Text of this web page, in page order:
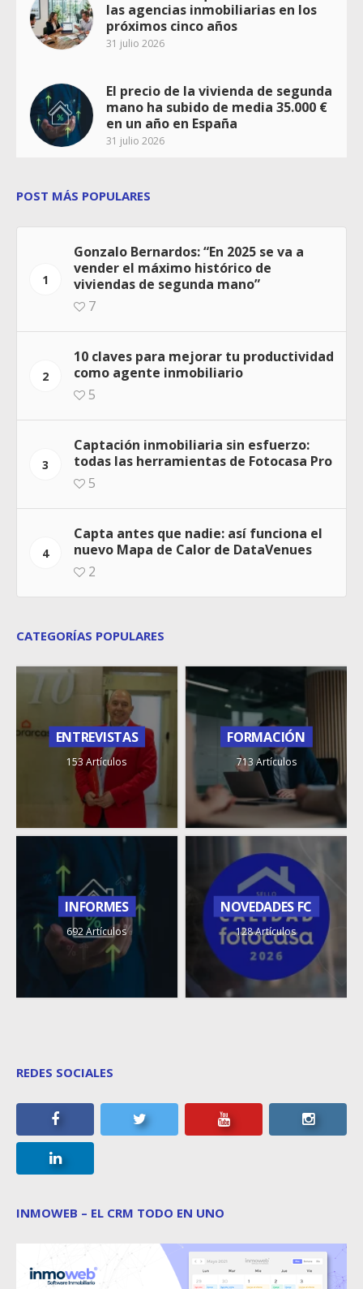
las agencias inmobiliarias en los
próximos cinco años
31 julio 2026
El precio de la vivienda de segunda
mano ha subido de media 35.000 €
en un año en España
31 julio 2026
POST MÁS POPULARES
1
Gonzalo Bernardos: “En 2025 se va a
vender el máximo histórico de
viviendas de segunda mano”
7
2
10 claves para mejorar tu productividad
como agente inmobiliario
5
3
Captación inmobiliaria sin esfuerzo:
todas las herramientas de Fotocasa Pro
5
4
Capta antes que nadie: así funciona el
nuevo Mapa de Calor de DataVenues
2
CATEGORÍAS POPULARES
ENTREVISTAS
153 Artículos
FORMACIÓN
713 Artículos
INFORMES
692 Artículos
NOVEDADES FC
128 Artículos
REDES SOCIALES
INMOWEB – EL CRM TODO EN UNO